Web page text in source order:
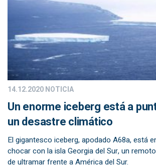
14.12.2020NOTICIA
Un enorme iceberg está a
un desastre climático
El gigantesco iceberg, apodado A68a, está
chocar con la isla Georgia del Sur, un
de ultramar frente a América del Sur.